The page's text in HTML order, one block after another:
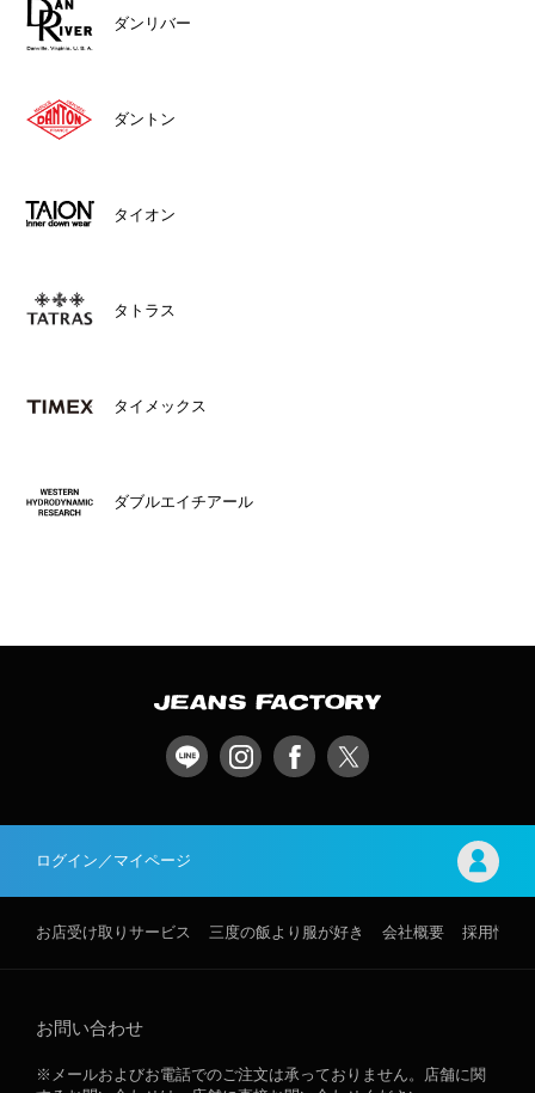
ダンリバー
ダントン
タイオン
タトラス
タイメックス
ダブルエイチアール
ログイン／マイページ
お店受け取りサービス 三度の飯より服が好き 会社概要 採用情報
お問い合わせ
※メールおよびお電話でのご注文は承っておりません。店舗に関